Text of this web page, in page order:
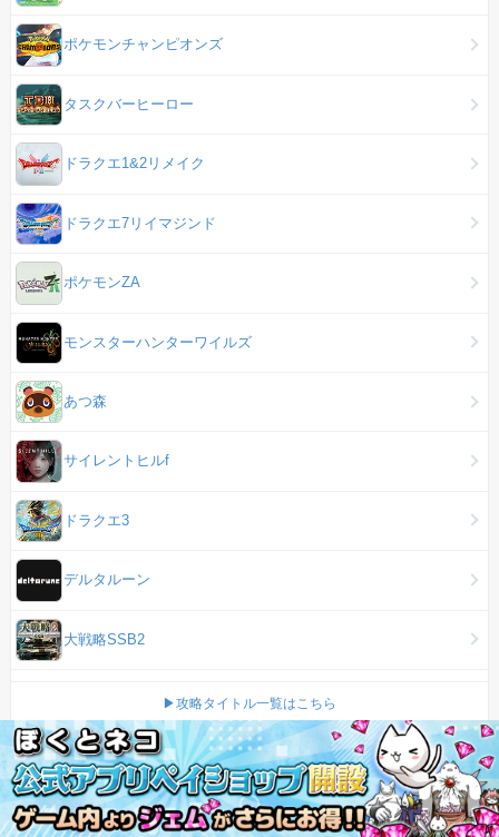
ポケモンチャンピオンズ
タスクバーヒーロー
ドラクエ1&2リメイク
ドラクエ7リイマジンド
ポケモンZA
モンスターハンターワイルズ
あつ森
サイレントヒルf
ドラクエ3
デルタルーン
大戦略SSB2
▶攻略タイトル一覧はこちら